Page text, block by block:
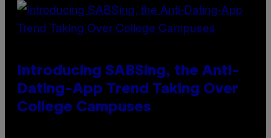
Introducing SABSing, the Anti-
Dating-App Trend Taking Over
College Campuses